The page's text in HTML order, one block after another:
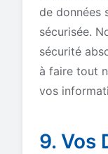
de données
sécurisée.
sécurité
à faire tout
vos
9. Vos